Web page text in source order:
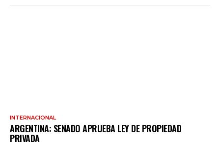
INTERNACIONAL
ARGENTINA: SENADO APRUEBA LEY DE PROPIEDAD
PRIVADA